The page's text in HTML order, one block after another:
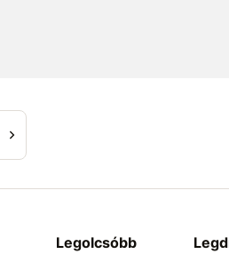
Legolcsóbb